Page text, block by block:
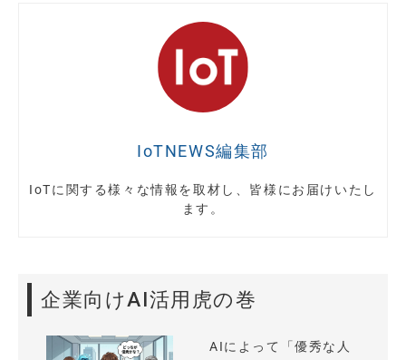
IoTNEWS編集部
IoTに関する様々な情報を取材し、皆様にお届けいたし
ます。
企業向けAI活用虎の巻
AIによって「優秀な人